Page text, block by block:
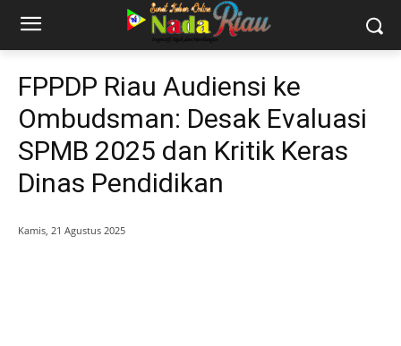
FPPDP Riau Audiensi ke
Ombudsman: Desak Evaluasi
SPMB 2025 dan Kritik Keras
Dinas Pendidikan
Kamis, 21 Agustus 2025